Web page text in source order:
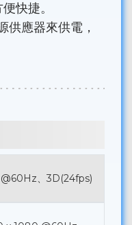
快捷。
供應器來供電，
、3D(24fps)